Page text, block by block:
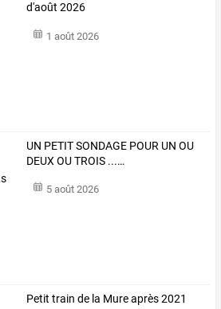
d'août 2026
1 août 2026
UN PETITSONDAGE POUR UN OU
DEUX OUTROIS ...…
5 août 2026
Petit train de la Mure après 2021